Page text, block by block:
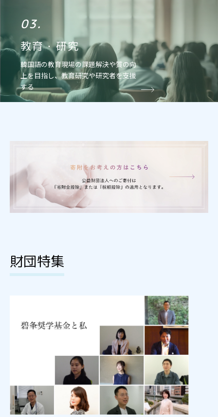
03.
教育・研究
韓国語の教育現場の課題解決や質の向
上を目指し、教育研究や研究者を支援
する
財団特集